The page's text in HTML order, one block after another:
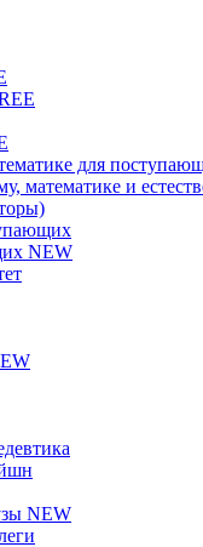
для
математике и
NEW
NEW